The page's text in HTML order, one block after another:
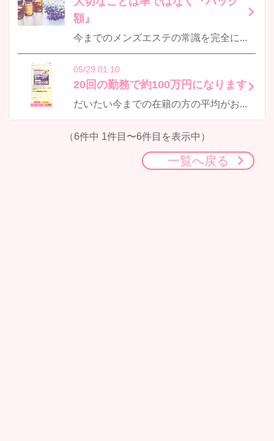
額』
05/29 01:10
20回の勤務で約100万円になります
（6件中 1件目〜6件目を表示中）
一覧へ戻る